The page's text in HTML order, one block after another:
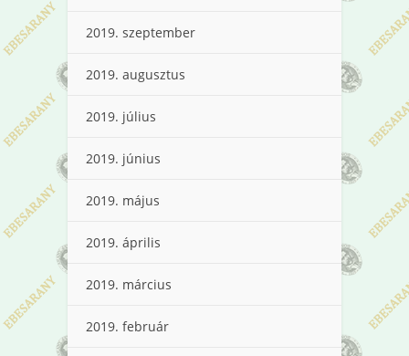
2019. szeptember
2019. augusztus
2019. július
2019. június
2019. május
2019. április
2019. március
2019. február